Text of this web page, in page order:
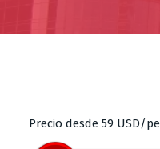
Precio desde 59 USD/